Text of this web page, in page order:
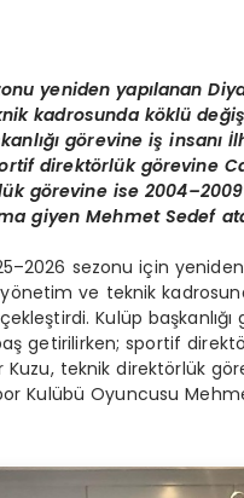
yeniden yapılanan
kadrosunda köklü
görevine iş insanı
direktörlük görevine
görevine ise
giyen Mehmet Sedef
sezonu için yeniden
ve teknik
Kulüp başkanlığı
getirilirken; sportif
teknik direktörlük
Kulübü Oyuncusu